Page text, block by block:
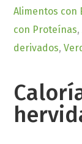
Alimentos con
con Proteínas,
derivados,